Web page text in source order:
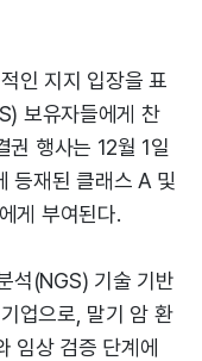
인 지지 입장을 표
보유자들에게 찬
권 행사는 12월 1일
등재된 클래스 A 및
게 부여된다.
석(NGS) 기술 기반
업으로, 말기 암 환
임상 검증 단계에